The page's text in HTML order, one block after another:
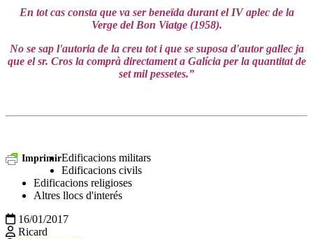
En tot cas consta que va ser beneïda durant el IV aplec de la
Verge del Bon Viatge (1958).
No se sap l'autoria de la creu tot i que se suposa d'autor gallec ja
que el sr. Cros la comprà directament a Galícia per la quantitat de
set mil pessetes.”
ImprimirEdificacions militars
Edificacions civils
Edificacions religioses
Altres llocs d'interés
16/01/2017
Ricard